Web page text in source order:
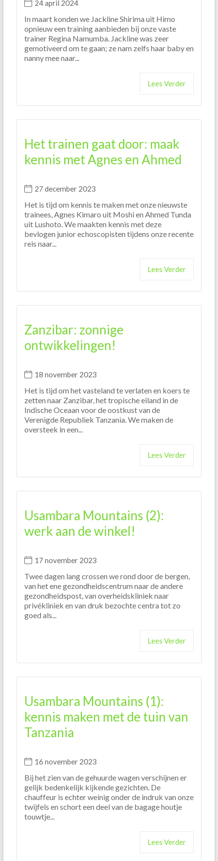
24 april 2024
In maart konden we Jackline Shirima uit Himo
opnieuw een training aanbieden bij onze vaste
trainer Regina Namumba. Jackline was zeer
gemotiveerd om te gaan; ze nam zelfs haar baby en
nanny mee naar...
Lees Verder
Het trainen gaat door: maak
kennis met Agnes en Ahmed
27 december 2023
Het is tijd om kennis te maken met onze nieuwste
trainees, Agnes Kimaro uit Moshi en Ahmed Tunda
uit Lushoto. We maakten kennis met deze
bevlogen junior echoscopisten tijdens onze recente
reis naar...
Lees Verder
Zanzibar: zonnige
ontwikkelingen!
18 november 2023
Het is tijd om het vasteland te verlaten en koers te
zetten naar Zanzibar, het tropische eiland in de
Indische Oceaan voor de oostkust van de
Verenigde Republiek Tanzania. We maken de
oversteek in een...
Lees Verder
Usambara Mountains (2):
werk aan de winkel!
17 november 2023
Twee dagen lang crossen we rond door de bergen,
van het ene gezondheidscentrum naar de andere
gezondheidspost, van overheidskliniek naar
privékliniek en van druk bezochte centra tot zo
goed als...
Lees Verder
Usambara Mountains (1):
kennis maken met de tuin van
Tanzania
16 november 2023
Bij het zien van de gehuurde wagen verschijnen er
gelijk bedenkelijk kijkende gezichten. De
chauffeur is echter weinig onder de indruk van onze
twijfels en schort een deel van de bagage houtje
touwtje...
Lees Verder